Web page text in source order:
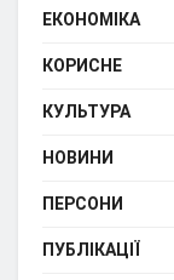
ЕКОНОМІКА
КОРИСНЕ
КУЛЬТУРА
НОВИНИ
ПЕРСОНИ
ПУБЛІКАЦІЇ